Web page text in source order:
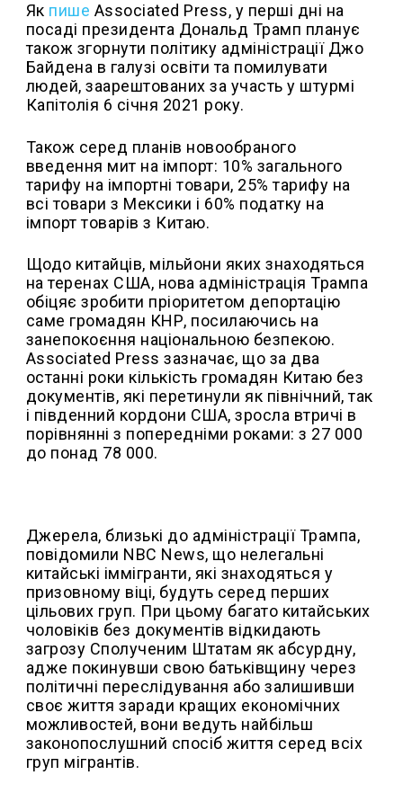
Як пише Associated Press, у перші дні на
посаді президента Дональд Трамп планує
також згорнути політику адміністрації Джо
Байдена в галузі освіти та помилувати
людей, заарештованих за участь у штурмі
Капітолія 6 січня 2021 року.
Також серед планів новообраного
введення мит на імпорт: 10% загального
тарифу на імпортні товари, 25% тарифу на
всі товари з Мексики і 60% податку на
імпорт товарів з Китаю.
Щодо китайців, мільйони яких знаходяться
на теренах США, нова адміністрація Трампа
обіцяє зробити пріоритетом депортацію
саме громадян КНР, посилаючись на
занепокоєння національною безпекою.
Associated Press зазначає, що за два
останні роки кількість громадян Китаю без
документів, які перетинули як північний, так
і південний кордони США, зросла втричі в
порівнянні з попередніми роками: з 27 000
до понад 78 000.
Джерела, близькі до адміністрації Трампа,
повідомили NBC News, що нелегальні
китайські іммігранти, які знаходяться у
призовному віці, будуть серед перших
цільових груп. При цьому багато китайських
чоловіків без документів відкидають
загрозу Сполученим Штатам як абсурдну,
адже покинувши свою батьківщину через
політичні переслідування або залишивши
своє життя заради кращих економічних
можливостей, вони ведуть найбільш
законопослушний спосіб життя серед всіх
груп мігрантів.